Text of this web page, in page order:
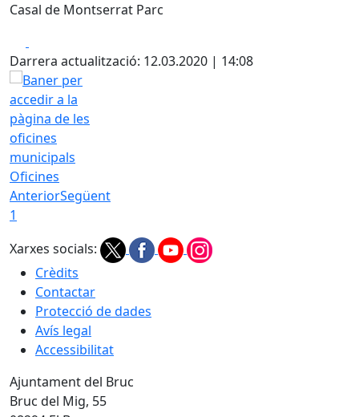
Casal de Montserrat Parc
Darrera actualització: 12.03.2020 | 14:08
Oficines
AnteriorSegüent
1
Xarxes socials:
Crèdits
Contactar
Protecció de dades
Avís legal
Accessibilitat
Ajuntament del Bruc
Bruc del Mig, 55